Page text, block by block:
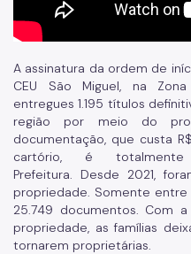
A assinatura da ordem de
CEU São Miguel, na
entregues 1.195 títulos
região por meio do
documentação, que custa
cartório, é
Prefeitura. Desde 2021,
propriedade. Somente
25.749 documentos. Com
propriedade, as famílias
tornarem proprietárias.